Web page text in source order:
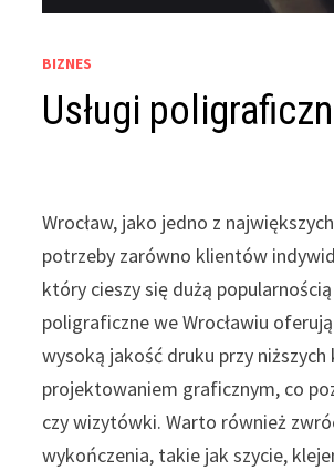
BIZNES
Usługi
Wrocław, jako jedno z
potrzeby zarówno klientów
który cieszy się dużą
poligraficzne we Wrocławiu
wysoką jakość druku przy
projektowaniem graficznym, co
czy wizytówki. Warto również
wykończenia, takie jak szycie,